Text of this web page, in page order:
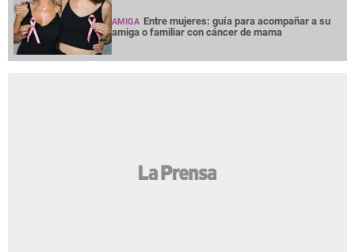
AMIGA Entre mujeres: guía para acompañar a su
amiga o familiar con cáncer de mama